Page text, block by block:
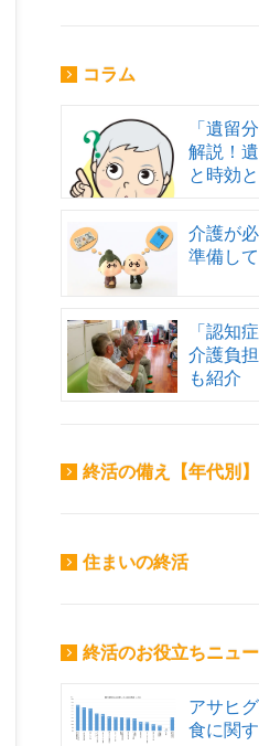
コラム
「遺留
解説！
と時効
介護が
準備し
「認知
介護負
も紹介
終活の備え【年代別】
住まいの終活
終活のお役立ちニュ
アサヒ
食に関